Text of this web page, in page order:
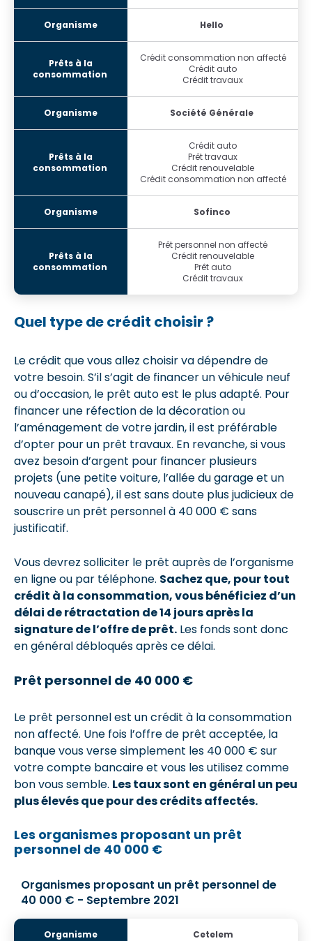
Hello
Crédit consommation non affecté
Crédit auto
Crédit travaux
Société Générale
Crédit auto
Prêt travaux
Crédit renouvelable
Crédit consommation non affecté
Sofinco
Prêt personnel non affecté
Crédit renouvelable
Prêt auto
Crédit travaux
Quel type de crédit choisir ?
Le crédit que vous allez choisir va dépendre de
votre besoin. S’il s’agit de financer un véhicule neuf
ou d’occasion, le prêt auto est le plus adapté. Pour
financer une réfection de la décoration ou
l’aménagement de votre jardin, il est préférable
d’opter pour un prêt travaux. En revanche, si vous
avez besoin d’argent pour financer plusieurs
projets (une petite voiture, l’allée du garage et un
nouveau canapé), il est sans doute plus judicieux de
souscrire un prêt personnel à 40 000 € sans
justificatif.
Vous devrez solliciter le prêt auprès de l’organisme
en ligne ou par téléphone. Sachez que, pour tout
crédit à la consommation, vous bénéficiez d’un
délai de rétractation de 14 jours après la
signature de l’offre de prêt. Les fonds sont donc
en général débloqués après ce délai.
Prêt personnel de 40 000 €
Le prêt personnel est un crédit à la consommation
non affecté. Une fois l’offre de prêt acceptée, la
banque vous verse simplement les 40 000 € sur
votre compte bancaire et vous les utilisez comme
bon vous semble. Les taux sont en général un peu
plus élevés que pour des crédits affectés.
Les organismes proposant un prêt
personnel de 40 000 €
Organismes proposant un prêt personnel de
40 000 € - Septembre 2021
Cetelem